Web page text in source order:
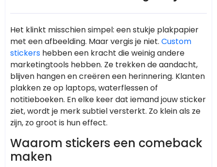
Het klinkt misschien simpel: een stukje plakpapier
met een afbeelding. Maar vergis je niet. Custom
stickers hebben een kracht die weinig andere
marketingtools hebben. Ze trekken de aandacht,
blijven hangen en creëren een herinnering. Klanten
plakken ze op laptops, waterflessen of
notitieboeken. En elke keer dat iemand jouw sticker
ziet, wordt je merk subtiel versterkt. Zo klein als ze
zijn, zo groot is hun effect.
Waarom stickers een comeback
maken